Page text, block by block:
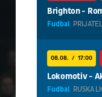
Brighton -
Fudbal
08.08. 17:00
Lokomotiv -
Fudbal RUSKA